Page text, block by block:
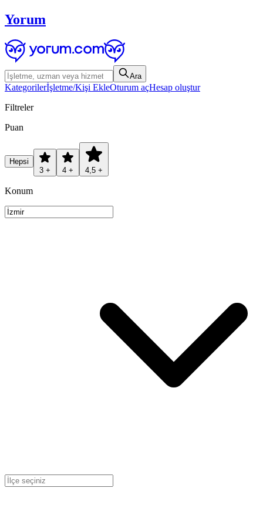
Yorum
Ara
Kategorilerİşletme/Kişi EkleOturum açHesap oluştur
Filtreler
Puan
Hepsi
3 +
4 + 4,5 +
Konum